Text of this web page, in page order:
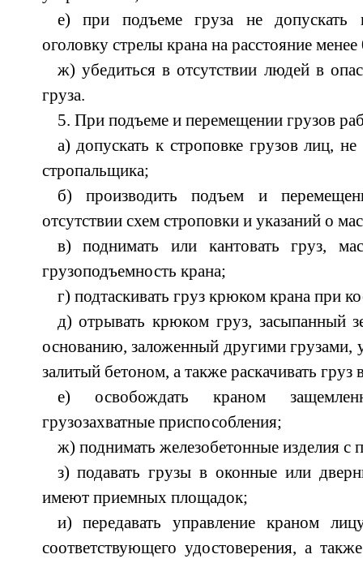
е) при подъеме груза не допускать
оголовку стрелы крана на расстояние
ж) убедиться в отсутствии людей в
груза.
5. При подъеме и перемещении грузов
а) допускать к строповке грузов лиц,
стропальщика;
б) производить подъем и
отсутствии схем строповки и указаний о
в) поднимать или кантовать груз,
грузоподъемность крана;
г) подтаскивать груз крюком крана при
д) отрывать крюком груз, засыпанный
основанию, заложенный другими грузами,
залитый бетоном, а также раскачивать груз
е) освобождать краном
грузозахватные приспособления;
ж) поднимать железобетонные изделия
з) подавать грузы в оконные или
имеют приемных площадок;
и) передавать управление краном
соответствующего удостоверения, а